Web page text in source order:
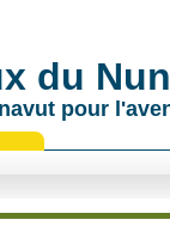
du
pour